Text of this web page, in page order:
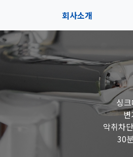
회사소개
오시는길
싱
변
악취차
30